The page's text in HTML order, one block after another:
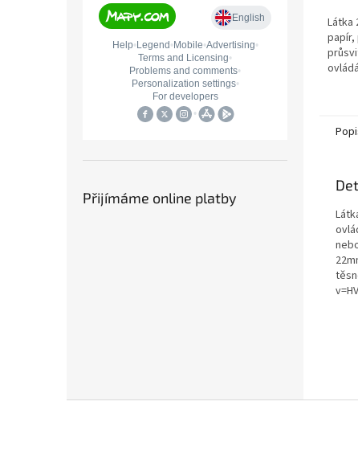
Přijímáme online platby
Látka
papír,